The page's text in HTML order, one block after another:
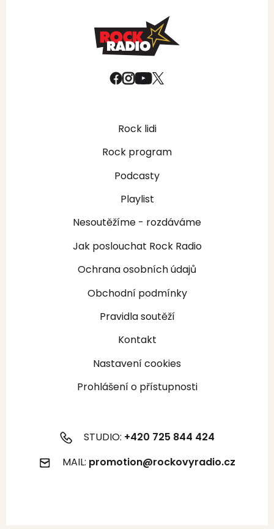
Rock lidi
Rock program
Podcasty
Playlist
Nesoutěžíme - rozdáváme
Jak poslouchat Rock Radio
Ochrana osobních údajů
Obchodní podmínky
Pravidla soutěží
Kontakt
Nastavení cookies
Prohlášení o přístupnosti
STUDIO: +420 725 844 424
MAIL: promotion@rockovyradio.cz